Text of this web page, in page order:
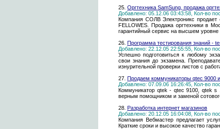
25. Оргтехника SamSung, продажа
Добавлено: 05.12.06 03:43:58, Кол-во
Компания СОЛВ Электроникс продает
FELLOWES. Продажа оргтехники в
гарантийный сервис на высшем уровне
26. Программа тестирования знаний -
Добавлено: 22.12.05 22:55:55, Кол-во
Успешно подготовиться к любому
свои знания до экзамена.
изнурительной проверки листов с
27. Продаем коммуникаторы qtec 9000
Добавлено: 07.09.06 16:26:45, Кол-во
Коммуникатор qtek - qtec 9100, qtek s
верным помощником и заменой
28. Разработка интернет магазинов
Добавлено: 20.12.05 16:04:08, Кол-во
Компания Вебмастер предлагает
Краткие сроки и высокое качество